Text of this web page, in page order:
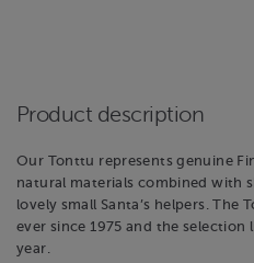
Product description
Our Tonttu represents genuine
natural materials combined with
lovely small Santa’s helpers. The
ever since 1975 and the selection
year.